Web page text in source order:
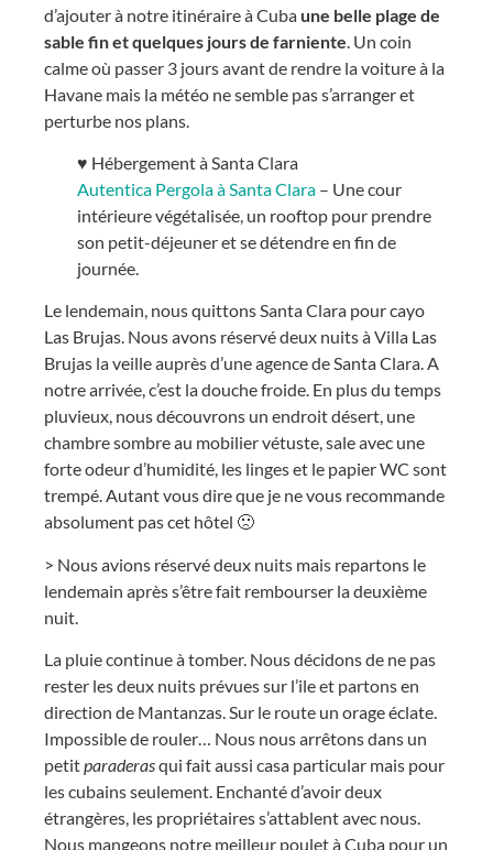
d’ajouter à notre itinéraire à Cuba une belle plage de
sable fin et quelques jours de farniente . Un coin
calme où passer 3 jours avant de rendre la voiture à la
Havane mais la météo ne semble pas s’arranger et
perturbe nos plans.
♥ Hébergement à Santa Clara
Autentica Pergola à Santa Clara – Une cour
intérieure végétalisée, un rooftop pour prendre
son petit-déjeuner et se détendre en fin de
journée.
Le lendemain, nous quittons Santa Clara pour cayo
Las Brujas. Nous avons réservé deux nuits à Villa Las
Brujas la veille auprès d’une agence de Santa Clara. A
notre arrivée, c’est la douche froide. En plus du temps
pluvieux, nous découvrons un endroit désert, une
chambre sombre au mobilier vétuste, sale avec une
forte odeur d’humidité, les linges et le papier WC sont
trempé. Autant vous dire que je ne vous recommande
absolument pas cet hôtel 🙁
> Nous avions réservé deux nuits mais repartons le
lendemain après s’être fait rembourser la deuxième
nuit.
La pluie continue à tomber. Nous décidons de ne pas
rester les deux nuits prévues sur l’ile et partons en
direction de Mantanzas. Sur le route un orage éclate.
Impossible de rouler… Nous nous arrêtons dans un
petitparaderasqui fait aussi casa particular mais pour
les cubains seulement. Enchanté d’avoir deux
étrangères, les propriétaires s’attablent avec nous.
Nous mangeons notre meilleur poulet à Cuba pour un